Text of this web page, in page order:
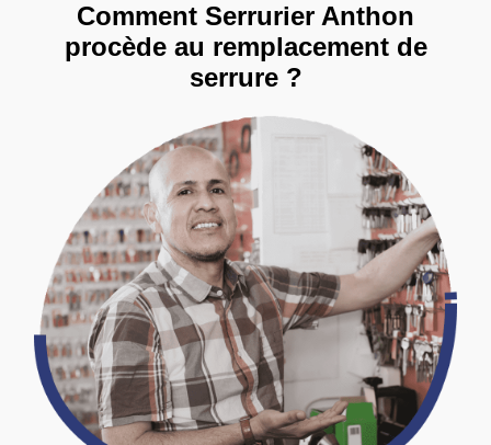
Comment Serrurier Anthon
procède au remplacement de
serrure ?